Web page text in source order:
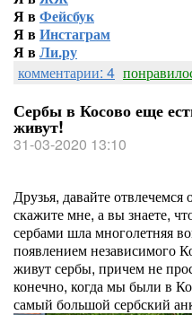
Я вФейсбук
Я вИнстаграм
Я вЛи.ру
комментарии: 4
Сербы в Косово еще
живут!
31-03-2020 13:10
Друзья, давайте
скажите мне, а вы знаете,
сербами шла многолетняя
появлением независимого
живут сербы, причем не
конечно, когда мы были в
самый большой сербский